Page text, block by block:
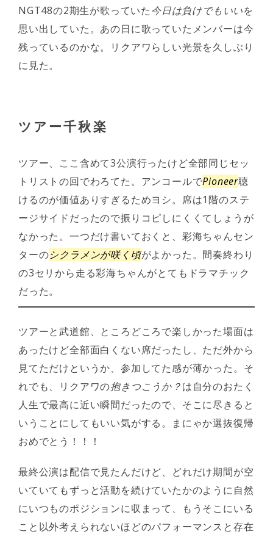
NGT48の2期生が歌っていた 今日は負けでもいいを
思い出していた。あの日に歌っていたメンバーは今
残っているのかな。リクアワらしい光景を久しぶり
に見た。
ツアー千秋楽
ツアー、ここ含めて3公演行ったけど全部同じセッ
トリストの回でわろてた。アンコールでPioneer聴
けるのが価値ありすぎるためヨシ。席は1階のステ
ージサイドだったので振りコピしにくくてしょうが
なかった。一つだけ書いておくと、彩海ちゃんセン
ターのシクラメンが咲く頃がよかった。間奏終わり
の3セリから走る彩海ちゃんがとてもドラマチック
だった。
ツアーと武道館、ところどころで楽しかった場面は
あったけど全部面白くない席だったし、ただ外から
見てただけというか、参加してた感が薄かった。そ
れでも、リクアワの抱きつこうか？は自分のおたく
人生で最高に近い瞬間だったので、そこに尽きると
いうことにしてもいい気がする。まにゃか選抜復帰
おめでとう！！！
最終公演は配信で見たんだけど、どれだけ期間が空
いていてもずっと活動を続けていたかのように自然
にいつものポジションに収まって、もうそこにいる
こと以外考えられないほどのパフォーマンスと存在